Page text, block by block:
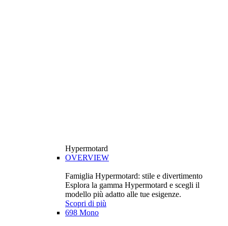
Hypermotard
OVERVIEW
Famiglia Hypermotard: stile e divertimento
Esplora la gamma Hypermotard e scegli il
modello più adatto alle tue esigenze.
Scopri di più
698 Mono